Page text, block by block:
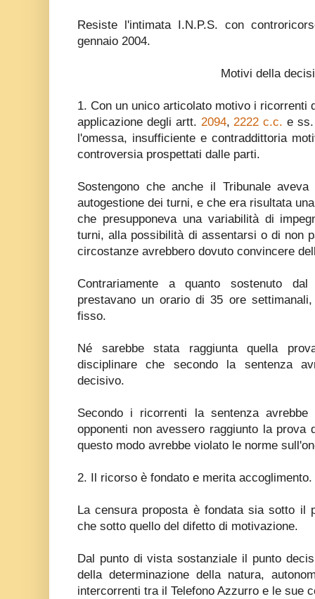
Resiste l'intimata I.N.P.S. con
gennaio 2004.
Motivi della
1. Con un unico articolato motivo i ricorrenti
applicazione degli artt. 2094,2222 c.c. e
l'omessa, insufficiente e contraddittoria
controversia prospettati dalle parti.
Sostengono che anche il Tribunale
autogestione dei turni, e che era risultata
che presupponeva una variabilità di
turni, alla possibilità di assentarsi o di non
circostanze avrebbero dovuto convincere
Contrariamente a quanto sostenuto
prestavano un orario di 35 ore
fisso.
Né sarebbe stata raggiunta quella
disciplinare che secondo la sentenza
decisivo.
Secondo i ricorrenti la sentenza
opponenti non avessero raggiunto la prova
questo modo avrebbe violato le norme
2. Il ricorso è fondato e merita accoglimento.
La censura proposta è fondata sia sotto il
che sotto quello del difetto di motivazione.
Dal punto di vista sostanziale il punto
della determinazione della natura,
intercorrenti tra il Telefono Azzurro e le sue